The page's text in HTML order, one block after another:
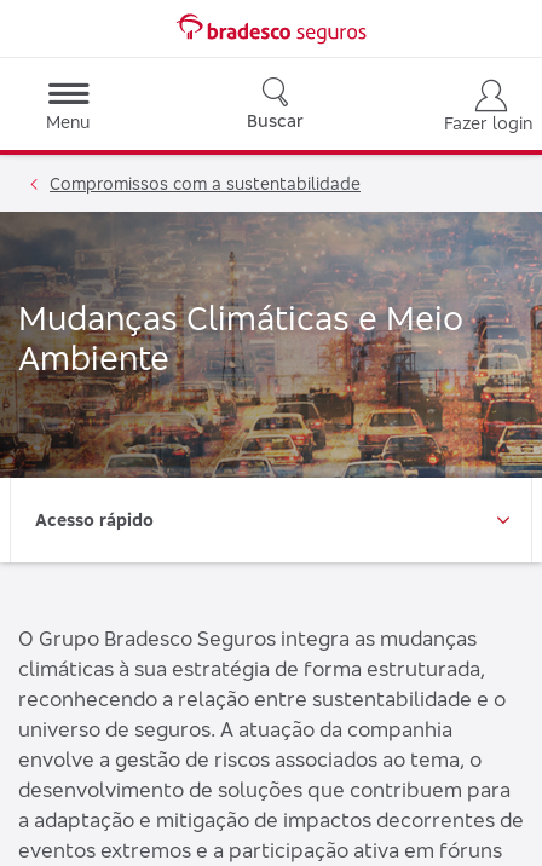
Menu Buscar Fazer login
Compromissos com a sustentabilidade
Mudanças Climáticas e Meio
Ambiente
Acesso rápido
O Grupo Bradesco Seguros integra as mudanças
climáticas à sua estratégia de forma estruturada,
reconhecendo a relação entre sustentabilidade e o
universo de seguros. A atuação da companhia
envolve a gestão de riscos associados ao tema, o
desenvolvimento de soluções que contribuem para
a adaptação e mitigação de impactos decorrentes de
eventos extremos e a participação ativa em fóruns